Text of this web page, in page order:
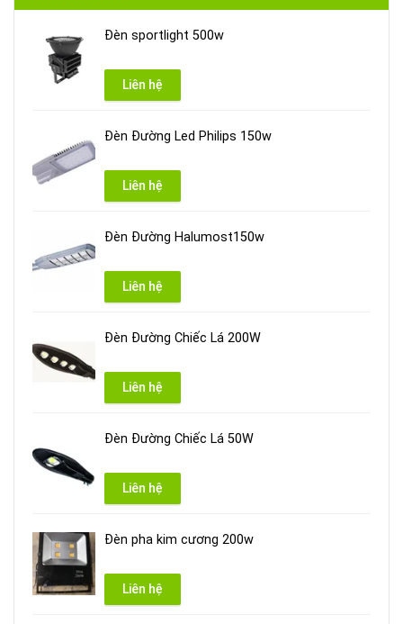
Đèn sportlight 500w
Liên hệ
Đèn Đường Led Philips 150w
Liên hệ
Đèn Đường Halumost150w
Liên hệ
Đèn Đường Chiếc Lá 200W
Liên hệ
Đèn Đường Chiếc Lá 50W
Liên hệ
Đèn pha kim cương 200w
Liên hệ